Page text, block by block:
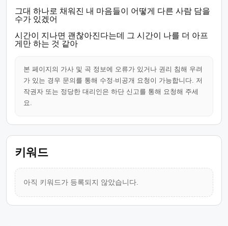
그대 하나로 채워진 내 마음들이 어떻게 다른 사람 담을
수가 있겠어
시간이 지나면 괜찮아진다는데 그 시간이 나를 더 아프
게만 하는 것 같아
본 페이지의 가사 및 곡 정보에 오류가 있거나 권리 침해 우려
가 있는 경우 문의를 통해 수정·비공개 요청이 가능합니다. 저
작권자 또는 정당한 대리인은 하단 신고를 통해 요청해 주세
요.
키워드
아직 키워드가 등록되지 않았습니다.